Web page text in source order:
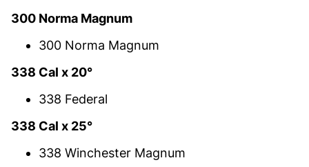
300 Norma Magnum
300 Norma Magnum
338 Cal x 20°
338 Federal
338 Cal x 25°
338 Winchester Magnum